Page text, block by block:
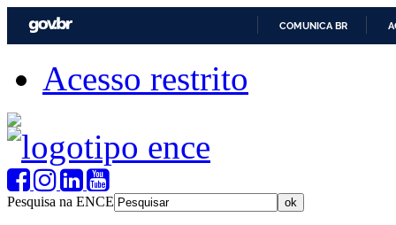
COMUNICA BR
Acesso restrito
Pesquisa na ENCE